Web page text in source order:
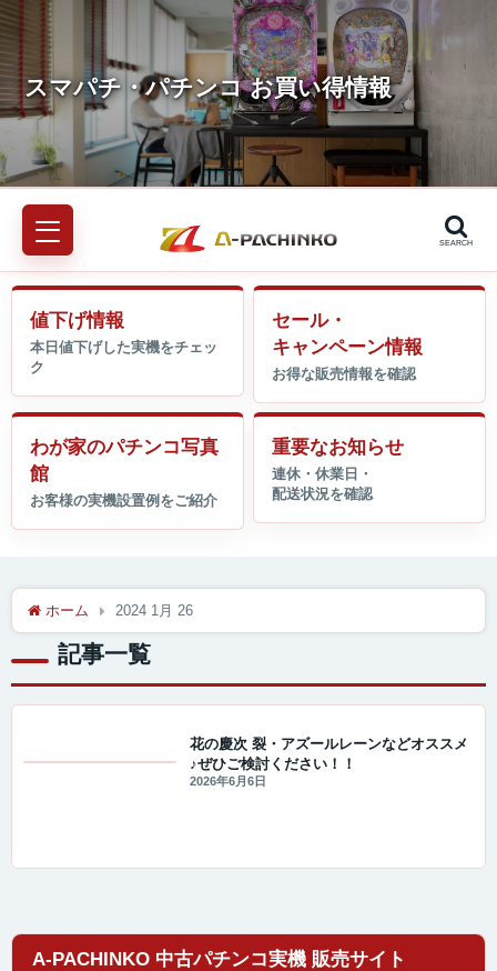
SEARCH
値下げ情報
セール・
キャンペーン情報
わが家のパチンコ写真
館
重要なお知らせ
ホーム 2024 1月 26
記事一覧
花の慶次 裂・アズールレーンなどオススメ
♪ぜひご検討ください！！
2026年6月6日
A-PACHINKO 中古パチンコ実機 販売サイト